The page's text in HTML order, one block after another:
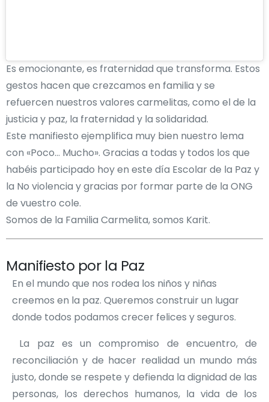
Es emocionante, es fraternidad que transforma. Estos
gestos hacen que crezcamos en familia y se
refuercen nuestros valores carmelitas, como el de la
justicia y paz, la fraternidad y la solidaridad.
Este manifiesto ejemplifica muy bien nuestro lema
con «Poco… Mucho». Gracias a todas y todos los que
habéis participado hoy en este día Escolar de la Paz y
la No violencia y gracias por formar parte de la ONG
de vuestro cole.
Somos de la Familia Carmelita, somos Karit.
Manifiesto por la Paz
En el mundo que nos rodea los niños y niñas
creemos en la paz. Queremos construir un lugar
donde todos podamos crecer felices y seguros.
La paz es un compromiso de encuentro, de
reconciliación y de hacer realidad un mundo más
justo, donde se respete y defienda la dignidad de las
personas, los derechos humanos, la vida de los